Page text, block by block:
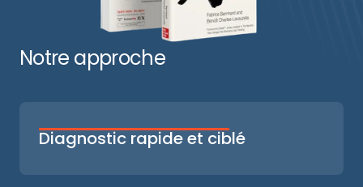
Notre approche
Diagnostic rapide et ciblé